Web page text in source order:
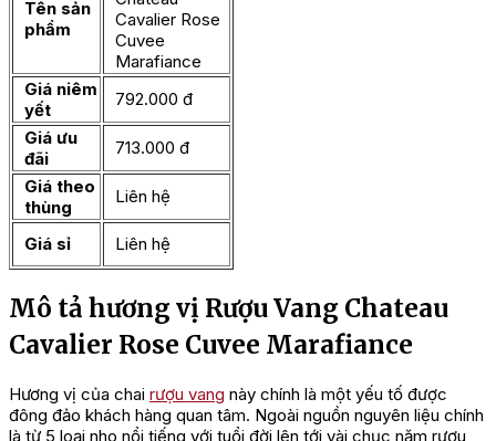
Tên sản
phẩm
Cavalier Rose
Cuvee
Marafiance
Giá niêm
yết
792.000 đ
Giá ưu
đãi
713.000 đ
Giá theo
thùng
Liên hệ
Giá sỉ Liên hệ
Mô tả hương vị Rượu Vang Chateau
Cavalier Rose Cuvee Marafiance
Hương vị của chai rượu vang này chính là một yếu tố được
đông đảo khách hàng quan tâm. Ngoài nguồn nguyên liệu chính
là từ 5 loại nho nổi tiếng với tuổi đời lên tới vài chục năm rượu